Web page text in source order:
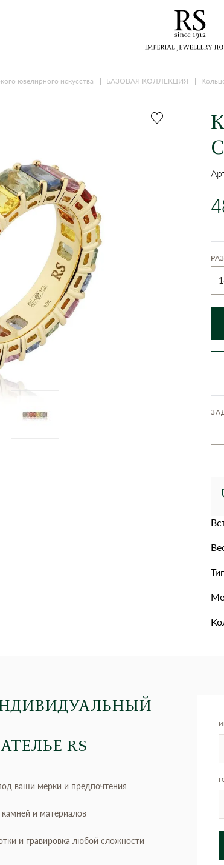
ювелирного искусства БАЗОВАЯ КОЛЛЕКЦИЯ
RS
ваши мерки и предпочтения
и материалов
и гравировка любой сложности